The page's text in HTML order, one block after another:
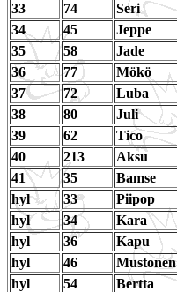
33
74 Seri
34
45 Jeppe
35
58 Jade
36
77 Mökö
37
72 Luba
38
80 Juli
39
62 Tico
40
213 Aksu
41
35 Bamse
hyl
33 Piipop
hyl
34 Kara
hyl
36 Kapu
hyl
46 Mustonen
hyl
54 Bertta